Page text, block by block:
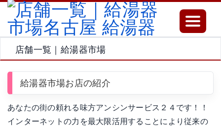
Toggle
店舗一覧｜給湯器市場
給湯器市場お店の紹介
あなたの街の頼れる味方アンシンサービス２４です！！
インターネットの力を最大限活用すること­により従来の